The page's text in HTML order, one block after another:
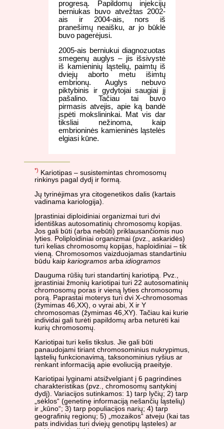
progresą. Papildomų injekcijų
berniukas buvo atvežtas 2002-
ais ir 2004-ais, nors iš
pranešimų neaišku, ar jo būklė
buvo pagerėjusi.
2005-ais berniukui diagnozuotas
smegenų auglys – jis išsivystė
iš kamieninių ląstelių, paimtų iš
dviejų aborto metu išimtų
embrionų. Auglys nebuvo
piktybinis ir gydytojai saugiai jį
pašalino. Tačiau tai buvo
pirmasis atvejis, apie ką bandė
įspėti mokslininkai. Mat vis dar
tiksliai nežinoma, kaip
embrioninės kamieninės ląstelės
elgiasi kūne.
*) Kariotipas – susistemintas chromosomų
rinkinys pagal dydį ir formą.
Jų tyrinėjimas yra citogenetikos dalis (kartais
vadinama kariologija).
Įprastiniai diploidiniai organizmai turi dvi
identiškas autosomatinių chromosomų kopijas.
Jos gali būti (arba nebūti) priklausančiomis nuo
lyties. Poliploidiniai organizmai (pvz., askaridės)
turi kelias chromosomų kopijas, haploidiniai – tik
vieną. Chromosomos vaizduojamas standartiniu
būdu kaip kariogramos arba idiogramos
Dauguma rūšių turi standartinį kariotipą. Pvz.,
įprastiniai žmonių kariotipai turi 22 autosomatinių
chromosomų poras ir vieną lyties chromosomų
porą. Paprastai moterys turi dvi X-chromosomas
(žymimas 46,XX), o vyrai abi, X ir Y
chromosomas (žymimas 46,XY). Tačiau kai kurie
individai gali turėti papildomų arba neturėti kai
kurių chromosomų.
Kariotipai turi kelis tikslus. Jie gali būti
panaudojami tiriant chromosominius nukrypimus,
ląstelių funkcionavimą, taksonominius ryšius ar
renkant informaciją apie evoliuciją praeityje.
Kariotipai lyginami atsižvelgiant į 6 pagrindines
charakteristikas (pvz., chromosomų santykinį
dydį). Variacijos sutinkamos: 1) tarp lyčių; 2) tarp
„sėklos“ (genetinę informaciją nešančių ląstelių)
ir „kūno“; 3) tarp populiacijos narių; 4) tarp
geografinių regionų; 5) „mozaikos“ atveju (kai tas
pats individas turi dviejų genotipų ląsteles) ar